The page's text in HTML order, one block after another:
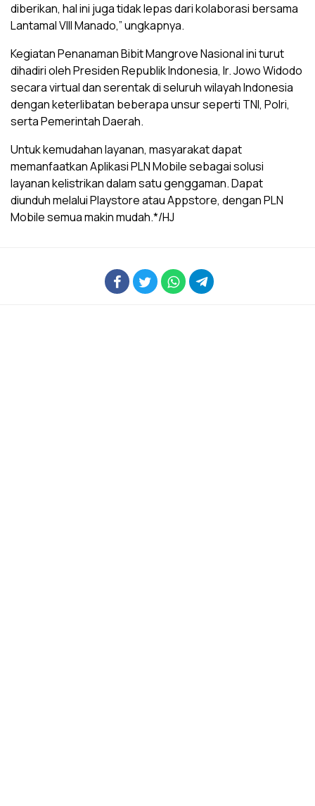
diberikan, hal ini juga tidak lepas dari kolaborasi bersama
Lantamal VIII Manado,” ungkapnya.
Kegiatan Penanaman Bibit Mangrove Nasional ini turut
dihadiri oleh Presiden Republik Indonesia, Ir. Jowo Widodo
secara virtual dan serentak di seluruh wilayah Indonesia
dengan keterlibatan beberapa unsur seperti TNI, Polri,
serta Pemerintah Daerah.
Untuk kemudahan layanan, masyarakat dapat
memanfaatkan Aplikasi PLN Mobile sebagai solusi
layanan kelistrikan dalam satu genggaman. Dapat
diunduh melalui Playstore atau Appstore, dengan PLN
Mobile semua makin mudah.*/HJ